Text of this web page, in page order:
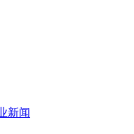
新闻